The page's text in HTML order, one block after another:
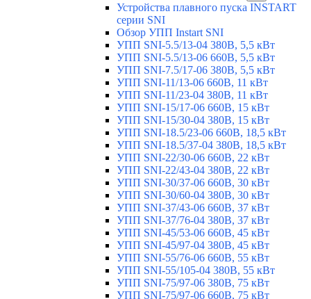
Устройства плавного пуска INSTART
серии SNI
Обзор УПП Instart SNI
УПП SNI-5.5/13-04 380В, 5,5 кВт
УПП SNI-5.5/13-06 660В, 5,5 кВт
УПП SNI-7.5/17-06 380В, 5,5 кВт
УПП SNI-11/13-06 660В, 11 кВт
УПП SNI-11/23-04 380В, 11 кВт
УПП SNI-15/17-06 660В, 15 кВт
УПП SNI-15/30-04 380В, 15 кВт
УПП SNI-18.5/23-06 660В, 18,5 кВт
УПП SNI-18.5/37-04 380В, 18,5 кВт
УПП SNI-22/30-06 660В, 22 кВт
УПП SNI-22/43-04 380В, 22 кВт
УПП SNI-30/37-06 660В, 30 кВт
УПП SNI-30/60-04 380В, 30 кВт
УПП SNI-37/43-06 660В, 37 кВт
УПП SNI-37/76-04 380В, 37 кВт
УПП SNI-45/53-06 660В, 45 кВт
УПП SNI-45/97-04 380В, 45 кВт
УПП SNI-55/76-06 660В, 55 кВт
УПП SNI-55/105-04 380В, 55 кВт
УПП SNI-75/97-06 380В, 75 кВт
УПП SNI-75/97-06 660В, 75 кВт